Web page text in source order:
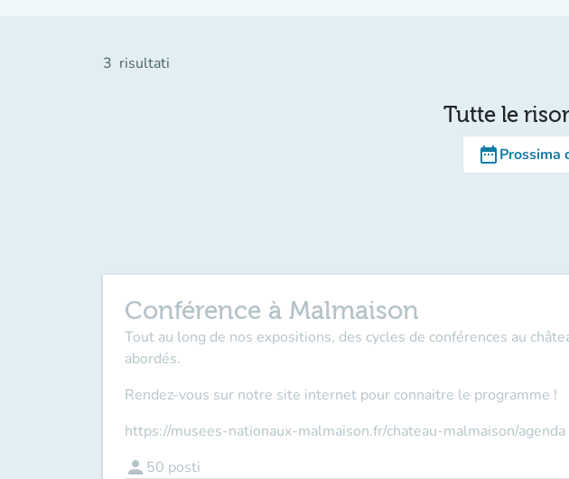
3 risultati
Tutte le
date_rangeProssima
Conférence à Malmaison
Tout au long de nos expositions, des cycles de conférences au
abordés.
Rendez-vous sur notre site internet pour connaitre le programme !
https://musees-nationaux-malmaison.fr/chateau-malmaison/agenda
person 50 posti